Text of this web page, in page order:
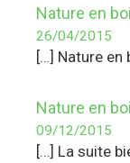
Nature en
26/04/2015
[…] Nature en
Nature en
09/12/2015
[…] La suite